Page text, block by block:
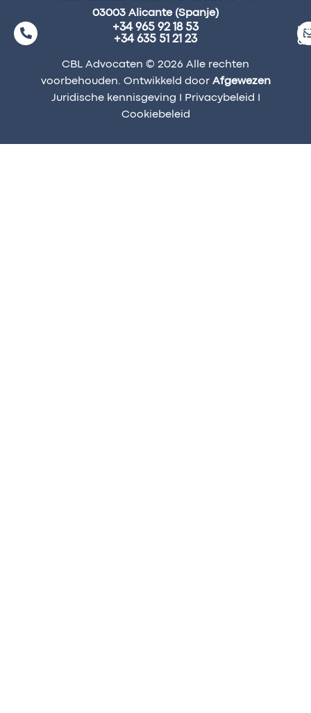
03003 Alicante (Spanje)
+34 965 92 18 53
+34 635 51 21 23
CBL Advocaten © 2026 Alle rechten
voorbehouden. Ontwikkeld door Afgewezen
Juridische kennisgeving
Privacybeleid
Cookiebeleid